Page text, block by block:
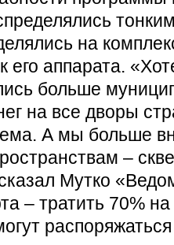
на
его аппарата.
больше
на все дворы
А мы больше
–
Мутко
– тратить 70%